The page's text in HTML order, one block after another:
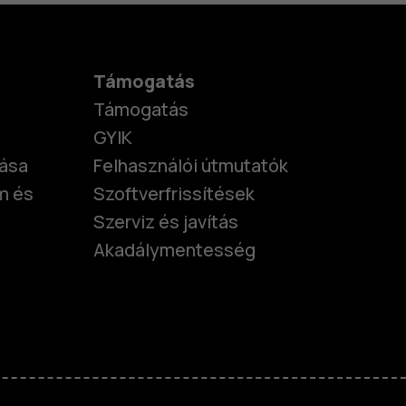
és
Támogatás
Támogatás
GYIK
Felhasználói útmutatók
Szoftverfrissítések
Szerviz és javítás
Akadálymentesség